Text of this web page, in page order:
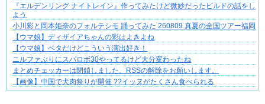
『エルデンリング ナイトレイン』作ってみたけど微妙だったビルドの話をし
よう
小川彩と岡本姫奈のフォルテシモ 踊ってみた 260809 真夏の全国ツアー福岡
【ウマ娘】ディザイアちゃんの彩はよきよね
【ウマ娘】ベタだけどこういう演出好き！
ニルファぶりにスパロボ30やってるけど大分変わったね
まとめチェッカーは閉鎖しました。RSSの解除をお願いします。
【画像】中国で犬肉祭りが開催 ??イッヌがたくさん食べられる